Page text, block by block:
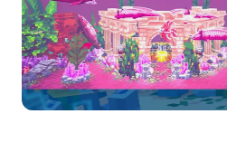
mendebarkan yang menjaga
mengalir. Selain itu,
menambah kesenangan
Anda menangkap ikan
koleksi Anda. Segera terjun